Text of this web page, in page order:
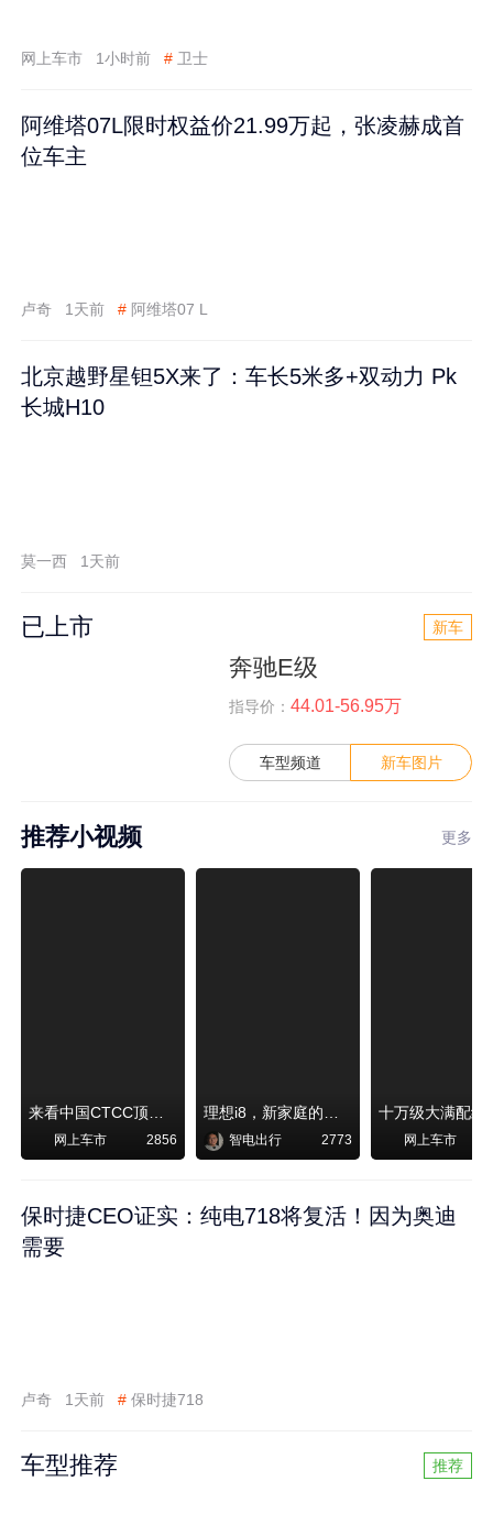
网上车市 1小时前 # 卫士
阿维塔07L限时权益价21.99万起，张凌赫成首
位车主
卢奇 1天前 # 阿维塔07 L
北京越野星钽5X来了：车长5米多+双动力 Pk
长城H10
莫一西 1天前
已上市 新车
奔驰E级
指导价： 44.01-56.95万
车型频道 新车图片
推荐小视频 更多
网上车市 2856 智电出行 2773 网上车市
保时捷CEO证实：纯电718将复活！因为奥迪
需要
卢奇 1天前 # 保时捷718
车型推荐 推荐